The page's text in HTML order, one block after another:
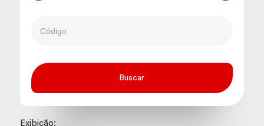
Exibição: